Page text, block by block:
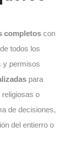
completos con
todos los
y permisos
para
o
de decisiones,
del entierro o